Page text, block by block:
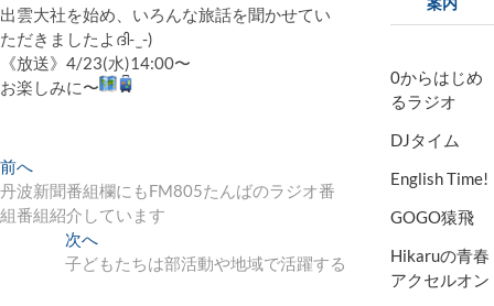
出雲大社を始め、いろんな旅話を聞かせてい
ただきましたよദി- ̫ -)
《放送》4/23(水)14:00〜
お楽しみに〜
投
稿
前へ
去
の
丹波新聞番組欄にもFM805たんばのラジオ番
組番組紹介しています
次へ次
の
子どもたちは部活動や地域で活躍する
0からはじめ
るラジオ
DJタイム
English Time!
GOGO猿飛
Hikaruの青春
アクセルオン